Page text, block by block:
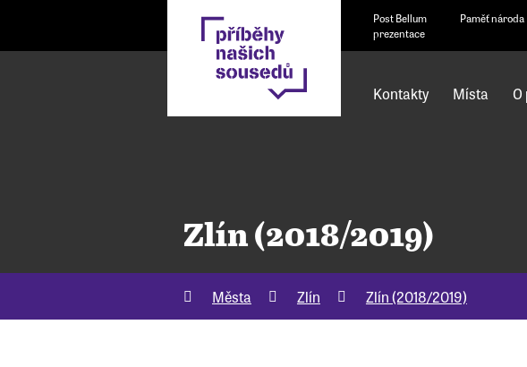
Post Bellum Paměť národa
prezentace
Kontakty Místa
Zlín (2018/2019)
Města Zlín Zlín (2018/2019)